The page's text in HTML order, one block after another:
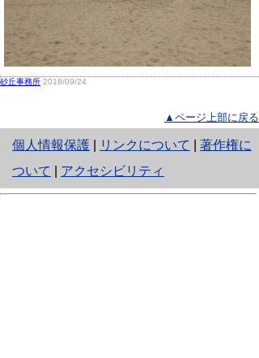
砂丘事務所 2018/09/24
▲ページ上部に戻る
個人情報保護
と
り
ネ
リンクについて
著作権に
ついて
アクセシビリティ